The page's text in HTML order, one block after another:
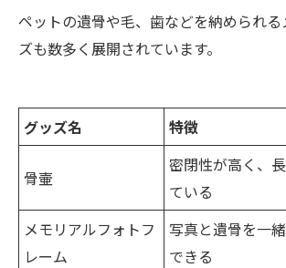
ペットの遺骨や毛、歯などを納められ
ズも数多く展開されています。
グッズ名 特徴
骨壷
密閉性が高く、
ている
メモリアルフォトフ
レーム
写真と遺骨を一
できる